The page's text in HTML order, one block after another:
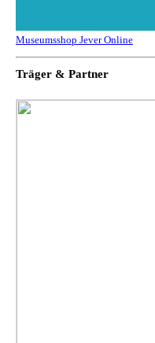
Museumsshop Jever Online
Träger & Partner